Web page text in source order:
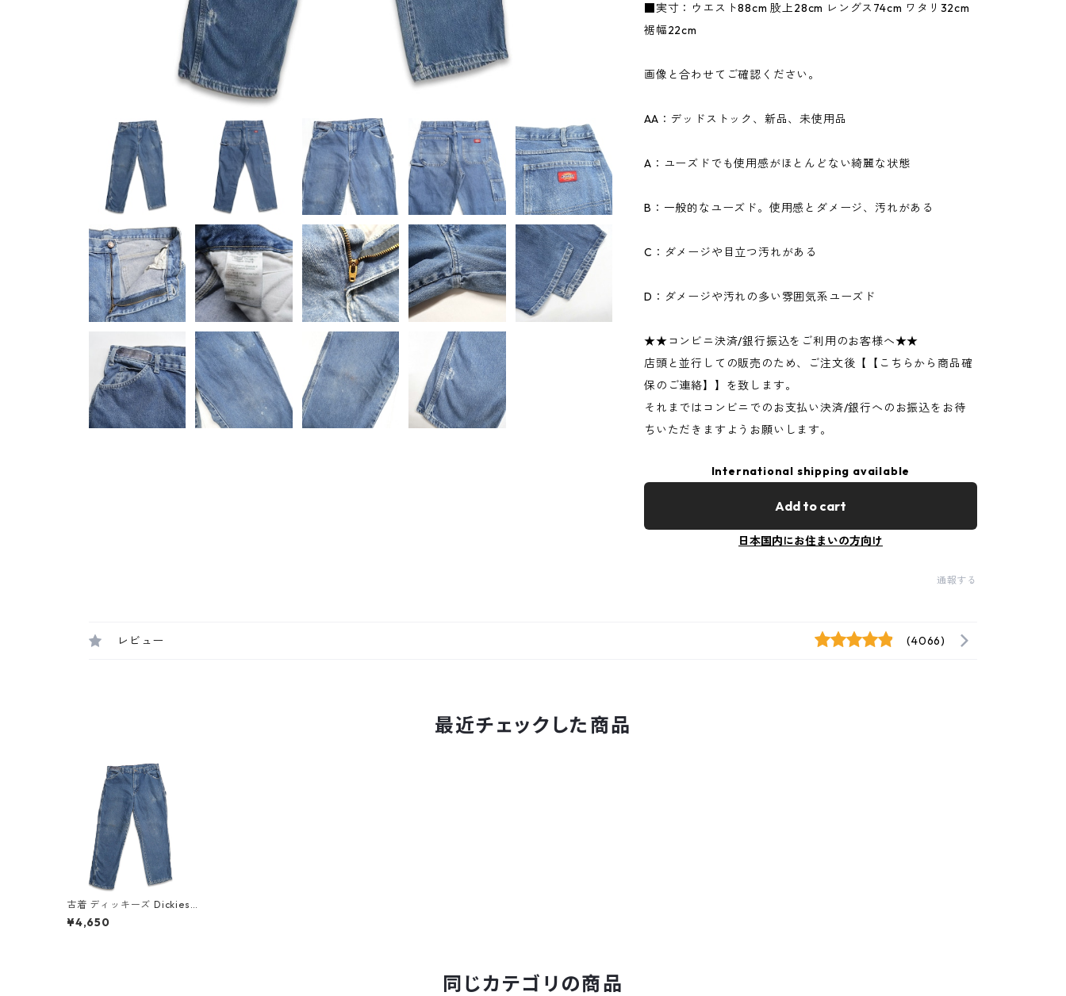
■実寸：ウエスト88cm 股上28cm レングス74cm ワタリ32cm
裾幅22cm
画像と合わせてご確認ください。
AA：デッドストック、新品、未使用品
A：ユーズドでも使用感がほとんどない綺麗な状態
B：一般的なユーズド。使用感とダメージ、汚れがある
C：ダメージや目立つ汚れがある
D：ダメージや汚れの多い雰囲気系ユーズド
★★コンビニ決済/銀行振込をご利用のお客様へ★★
店頭と並行しての販売のため、ご注文後【【こちらから商品確
保のご連絡】】を致します。
それまではコンビニでのお支払い決済/銀行へのお振込をお待
ちいただきますようお願いします。
International shipping available
Add to cart
日本国内にお住まいの方向け
通報する
レビュー (4066)
最近チェックした商品
古着 ディッキーズ Dickies
ワーク デニム ペインターパ
ンツ デニムパンツ 表記：W
¥4,650
同じカテゴリの商品